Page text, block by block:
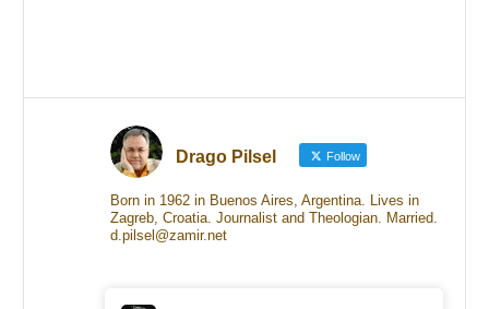
Drago Pilsel Follow
Born in 1962 in Buenos Aires, Argentina. Lives in
Zagreb, Croatia. Journalist and Theologian. Married.
d.pilsel@zamir.net